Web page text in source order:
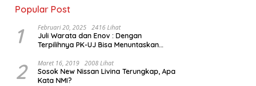
Popular Post
1 Februari 20, 2025 2416 Lihat
Juli Warata dan Enov : Dengan
Terpilihnya PK-UJ Bisa Menuntaskan
Orang yang Miskin di Kabupaten Sumba
Tengah
2 Maret 16, 2019 2008 Lihat
Sosok New Nissan Livina Terungkap, Apa
Kata NMI?